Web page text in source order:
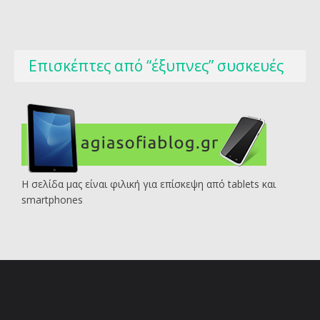
Επισκέπτες από “έξυπνες” συσκευές
Η σελίδα μας είναι φιλική για επίσκεψη από tablets και
smartphones